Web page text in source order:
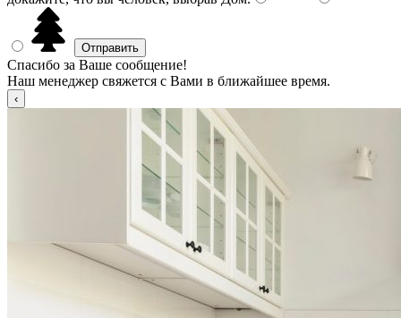
Спасибо за Ваше сообщение!
Наш менеджер свяжется с Вами в ближайшее время.